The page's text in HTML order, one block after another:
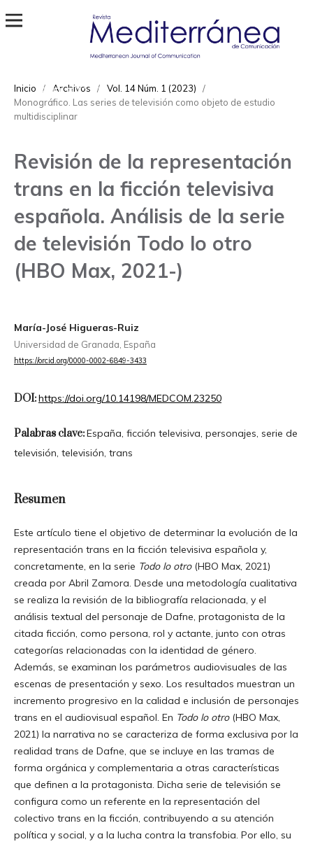
1989-872X
Inicio / Archivos / Vol. 14 Núm. 1 (2023)
/
Monográfico. Las series de televisión como objeto de estudio
multidisciplinar
Revisión de la representación
trans en la ficción televisiva
española. Análisis de la serie
de televisión Todo lo otro
(HBO Max, 2021-)
María-José Higueras-Ruiz
Universidad de Granada, España
https://orcid.org/0000-0002-6849-3433
DOI:https://doi.org/10.14198/MEDCOM.23250
Palabras clave:España, ficción televisiva, personajes, serie de
televisión, televisión, trans
Resumen
Este artículo tiene el objetivo de determinar la evolución de la
representación trans en la ficción televisiva española y,
concretamente, en la serie Todo lo otro (HBO Max, 2021)
creada por Abril Zamora. Desde una metodología cualitativa
se realiza la revisión de la bibliografía relacionada, y el
análisis textual del personaje de Dafne, protagonista de la
citada ficción, como persona, rol y actante, junto con otras
categorías relacionadas con la identidad de género.
Además, se examinan los parámetros audiovisuales de las
escenas de presentación y sexo. Los resultados muestran un
incremento progresivo en la calidad e inclusión de personajes
trans en el audiovisual español. En Todo lo otro (HBO Max,
2021) la narrativa no se caracteriza de forma exclusiva por la
realidad trans de Dafne, que se incluye en las tramas de
forma orgánica y complementaria a otras características
que definen a la protagonista. Dicha serie de televisión se
configura como un referente en la representación del
colectivo trans en la ficción, contribuyendo a su atención
política y social, y a la lucha contra la transfobia. Por ello, su